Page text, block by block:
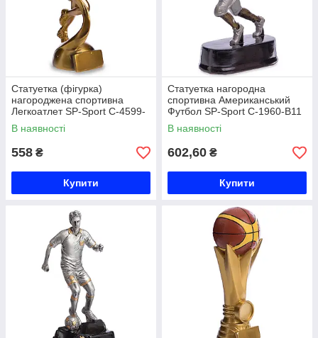
Статуетка (фігурка)
нагороджена спортивна
Легкоатлет SP-Sport C-4599-
B5 (20х7х7см)
В наявності
558 ₴
Купити
Статуетка нагородна
спортивна Американський
Футбол SP-Sport C-1960-B11
розмір 20х12х6, 5см срібло
Код C-1960-B11
В наявності
602,60 ₴
Купити